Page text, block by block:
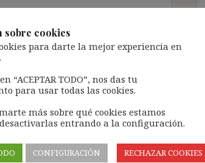
sobre cookies
para darte la mejor experiencia en
“ACEPTAR TODO”, nos das tu
para usar todas las cookies.
más sobre qué cookies estamos
entrando a la configuración.
CONFIGURACIÓN RECHAZAR COOKIES